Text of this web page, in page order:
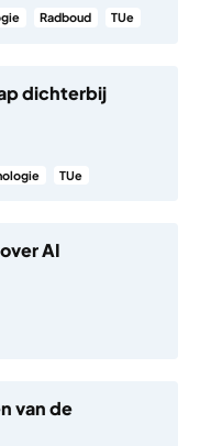
Radboud TUe
dichterbij
TUe
AI
van de